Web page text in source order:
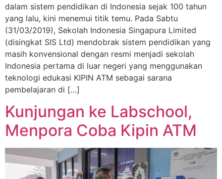
dalam sistem pendidikan di Indonesia sejak 100 tahun
yang lalu, kini menemui titik temu. Pada Sabtu
(31/03/2019), Sekolah Indonesia Singapura Limited
(disingkat SIS Ltd) mendobrak sistem pendidikan yang
masih konvensional dengan resmi menjadi sekolah
Indonesia pertama di luar negeri yang menggunakan
teknologi edukasi KIPIN ATM sebagai sarana
pembelajaran di […]
Kunjungan ke Labschool,
Menpora Coba Kipin ATM